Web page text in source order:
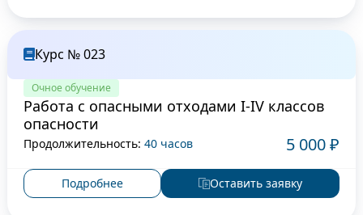
Курс № 023
Очное обучение
Работа с опасными отходами I-IV классов
опасности
Продолжительность: 40 часов 5 000 ₽
Подробнее Оставить заявку